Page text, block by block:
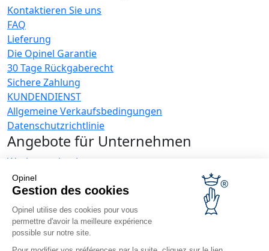
Opinel
Gestion des cookies
Opinel utilise des cookies pour vous
permettre d'avoir la meilleure expérience
possible sur notre site.
Kontaktieren Sie uns
FAQ
Lieferung
Die Opinel Garantie
30 Tage Rückgaberecht
Sichere Zahlung
KUNDENDIENST
Allgemeine Verkaufsbedingungen
Datenschutzrichtlinie
Angebote für Unternehmen
Werbegeschenke
Gastronome
Opinel News
Neuigkeiten erhalten
Besuchen Sie uns